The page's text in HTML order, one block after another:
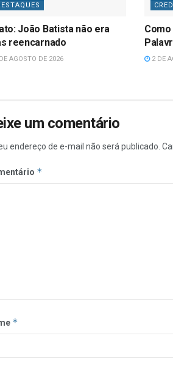
João Batista não era
reencarnado
AGOSTO DE 2026 2 DE
um comentário
endereço de e-mail não será publicado.
*
*